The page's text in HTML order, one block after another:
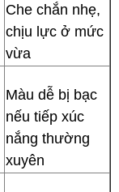
Che chắn nhẹ,
chịu lực ở mức
vừa
Màu dễ bị bạc
nếu tiếp xúc
nắng thường
xuyên